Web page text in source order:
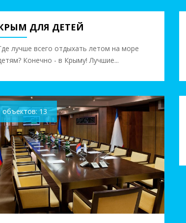
объектов: 10ДЛЯ ДЕТЕЙ
лучше всего отдыхать летом на море
Конечно - в Крыму! Лучшие...
объектов: 13